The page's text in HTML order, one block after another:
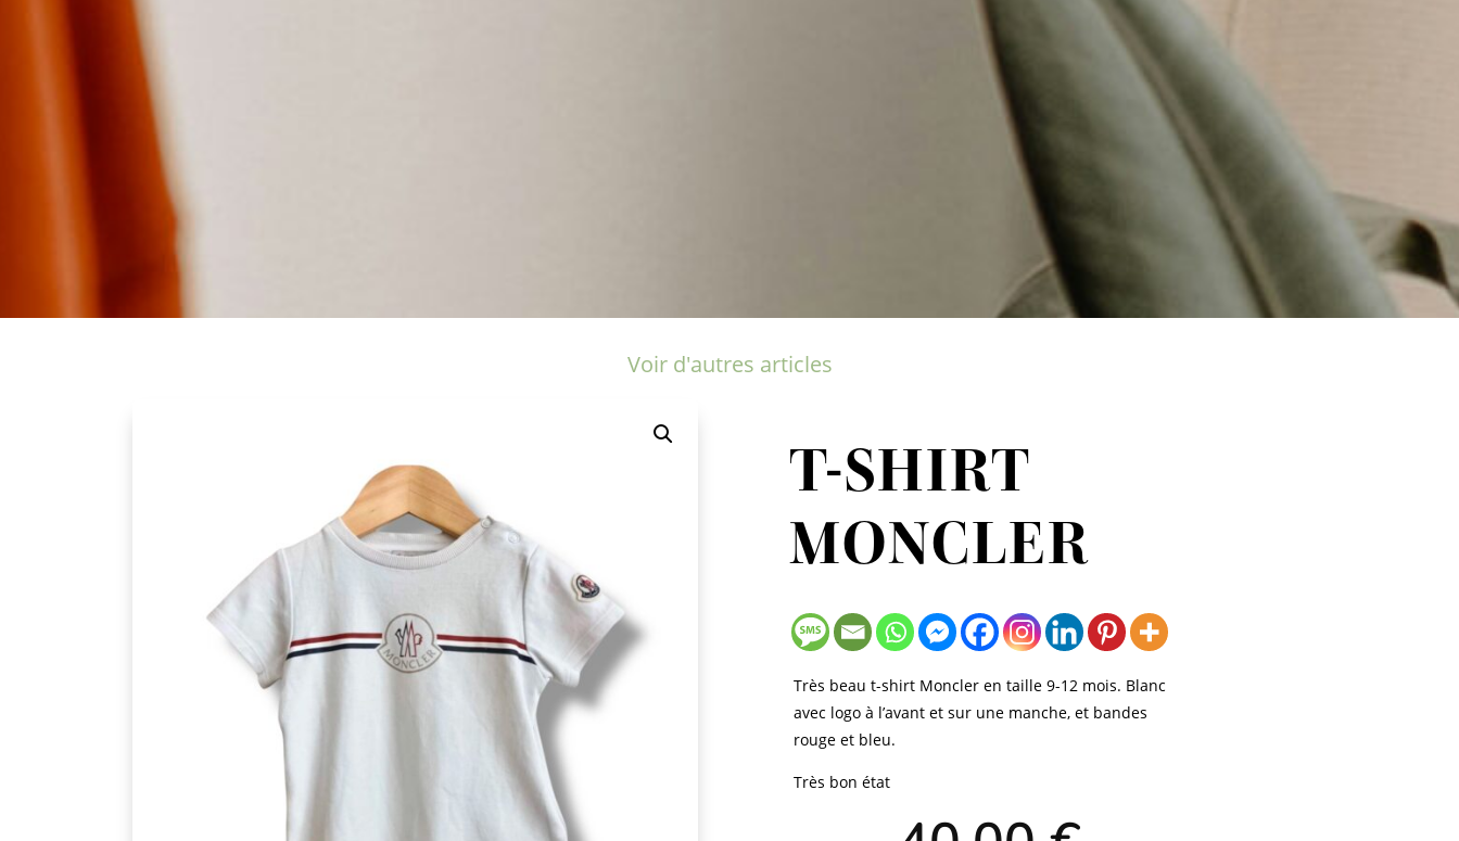
Voir d'autres articles
T-SHIRT
MONCLER
Très beau t-shirt Moncler en taille 9-12 mois. Blanc
avec logo à l’avant et sur une manche, et bandes
rouge et bleu.
Très bon état
Le